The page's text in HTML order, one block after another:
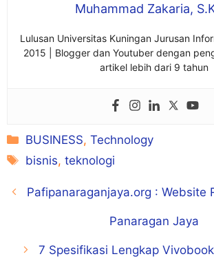
Muhammad Zakaria,
Lulusan Universitas Kuningan Jurusan
2015 | Blogger dan Youtuber dengan
artikel lebih dari 9 tahun
Kategori
BUSINESS,Technology
Tag
bisnis,teknologi
Pafipanaraganjaya.org : Website
Panaragan Jaya
7 Spesifikasi Lengkap